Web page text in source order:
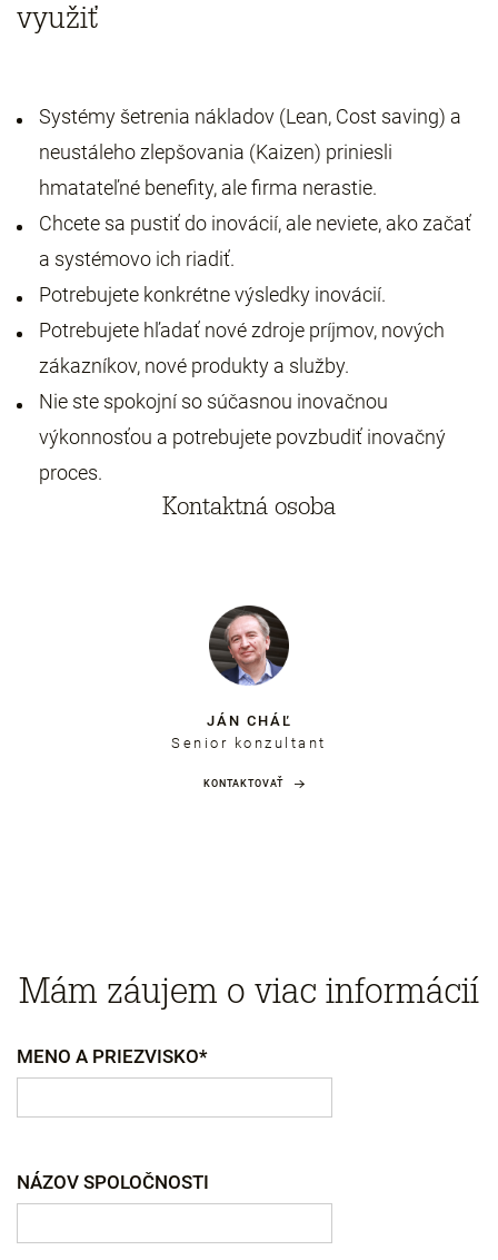
využiť
Systémy šetrenia nákladov (Lean, Cost saving) a
neustáleho zlepšovania (Kaizen) priniesli
hmatateľné benefity, ale firma nerastie.
Chcete sa pustiť do inovácií, ale neviete, ako začať
a systémovo ich riadiť.
Potrebujete konkrétne výsledky inovácií.
Potrebujete hľadať nové zdroje príjmov, nových
zákazníkov, nové produkty a služby.
Nie ste spokojní so súčasnou inovačnou
výkonnosťou a potrebujete povzbudiť inovačný
proces.
Kontaktná osoba
JÁN CHÁĽ
Senior konzultant
KONTAKTOVAŤ
Mám záujem o viac informácií
MENO A PRIEZVISKO*
NÁZOV SPOLOČNOSTI